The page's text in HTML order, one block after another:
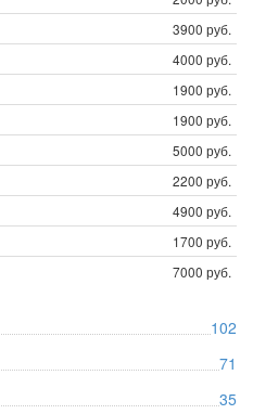
3900 руб.
4000 руб.
1900 руб.
1900 руб.
5000 руб.
2200 руб.
4900 руб.
1700 руб.
7000 руб.
102
71
35